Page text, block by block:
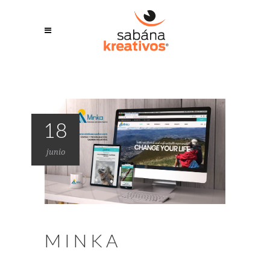
18
junio
MINKA